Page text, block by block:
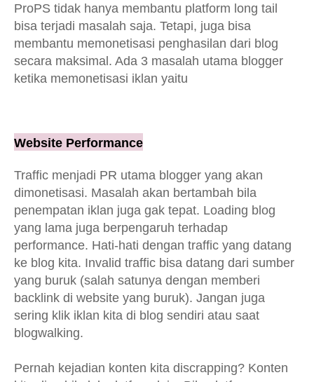
ProPS tidak hanya membantu platform long tail
bisa terjadi masalah saja. Tetapi, juga bisa
membantu memonetisasi penghasilan dari blog
secara maksimal. Ada 3 masalah utama blogger
ketika memonetisasi iklan yaitu
Website Performance
Traffic menjadi PR utama blogger yang akan
dimonetisasi. Masalah akan bertambah bila
penempatan iklan juga gak tepat. Loading blog
yang lama juga berpengaruh terhadap
performance. Hati-hati dengan traffic yang datang
ke blog kita. Invalid traffic bisa datang dari sumber
yang buruk (salah satunya dengan memberi
backlink di website yang buruk). Jangan juga
sering klik iklan kita di blog sendiri atau saat
blogwalking.
Pernah kejadian konten kita discrapping? Konten